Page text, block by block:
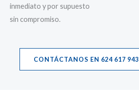
inmediato y por supuesto
sin compromiso.
CONTÁCTANOS EN 624 617 943